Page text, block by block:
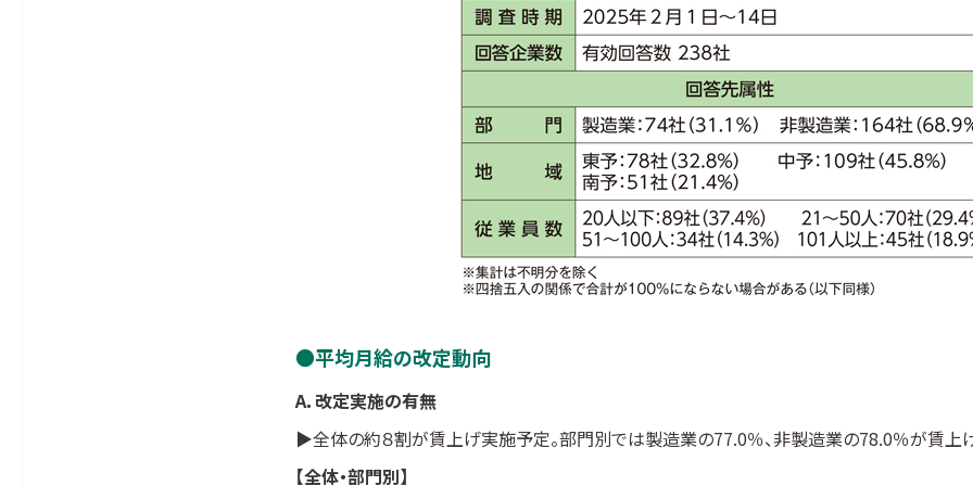
平均月給の改定動向
A．改定実施の有無
▶全体の約８割が賃上げ実施予定。部門別では製造業の77.0％、非製造業の78.0％が賃上
【全体・部門別】